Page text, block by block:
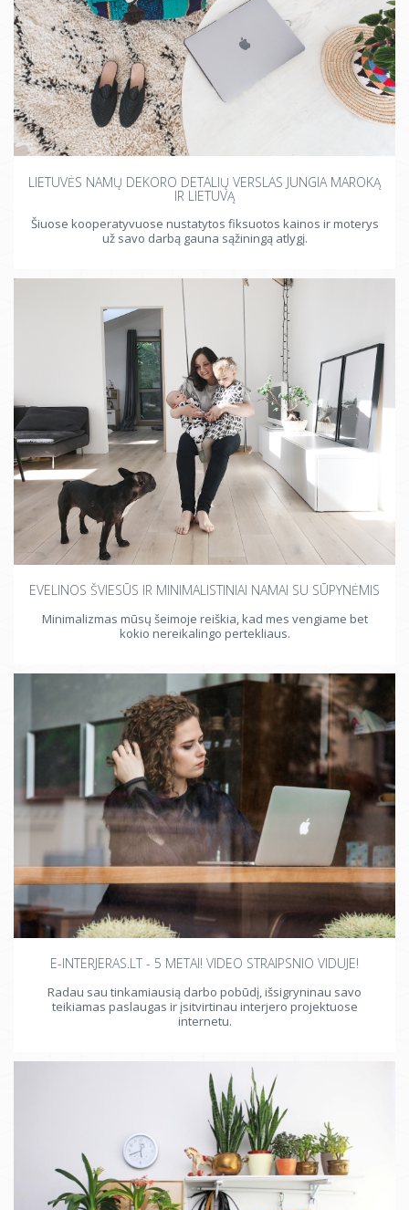
LIETUVĖS NAMŲ DEKORO DETALIŲ VERSLAS JUNGIA MAROKĄ
IR LIETUVĄ
Šiuose kooperatyvuose nustatytos fiksuotos kainos ir moterys
už savo darbą gauna sąžiningą atlygį.
EVELINOS ŠVIESŪS IR MINIMALISTINIAI NAMAI SU SŪPYNĖMIS
Minimalizmas mūsų šeimoje reiškia, kad mes vengiame bet
kokio nereikalingo pertekliaus.
E-INTERJERAS.LT - 5 METAI! VIDEO STRAIPSNIO VIDUJE!
Radau sau tinkamiausią darbo pobūdį, išsigryninau savo
teikiamas paslaugas ir įsitvirtinau interjero projektuose
internetu.